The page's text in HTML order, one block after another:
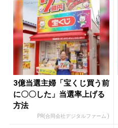
3億当選主婦「宝くじ買う前
に〇〇した」当選率上げる
方法
PR(合同会社デジタルファーム )